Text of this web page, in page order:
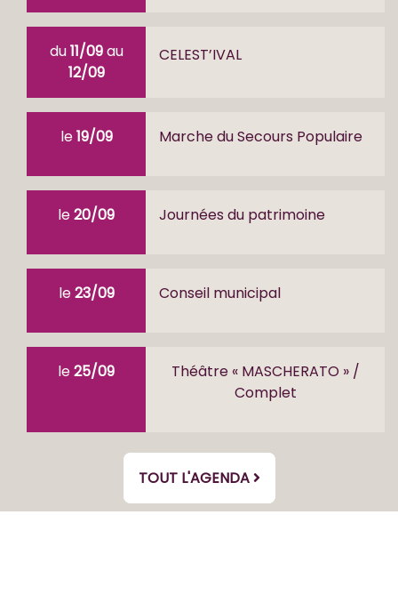
du11/09au
12/09
CELEST’IVAL
le19/09 Marche du Secours Populaire
le20/09 Journées du patrimoine
le23/09 Conseil municipal
le25/09
Théâtre « MASCHERATO » /
Complet
TOUT L'AGENDA